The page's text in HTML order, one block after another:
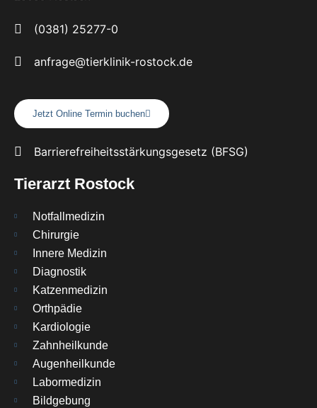
(0381) 25277-0
anfrage@tierklinik-rostock.de
Jetzt Online Termin buchen
Barrierefreiheitsstärkungsgesetz (BFSG)
Tierarzt Rostock
Notfallmedizin
Chirurgie
Innere Medizin
Diagnostik
Katzenmedizin
Orthpädie
Kardiologie
Zahnheilkunde
Augenheilkunde
Labormedizin
Bildgebung